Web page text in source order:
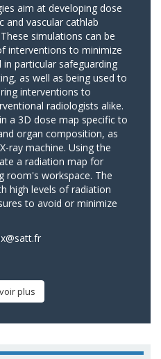
aim at developing dose
and vascular cathlab
simulations can be
interventions to minimize
particular safeguarding
as well as being used to
interventions to
radiologists alike.
a 3D dose map specific to
organ composition, as
ray machine. Using the
a radiation map for
room's workspace. The
high levels of radiation
to avoid or minimize
plus